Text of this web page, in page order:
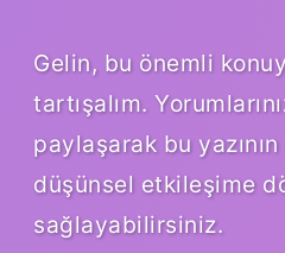
Gelin, bu önemli
tartışalım.
paylaşarak bu
düşünsel etkileşime
sağlayabilirsiniz.